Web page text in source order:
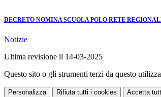
DECRETO NOMINA SCUOLA POLO RETE
Notizie
Ultima revisione il 14-03-2025
Questo sito o gli strumenti terzi da questo
Personalizza Rifiuta tutti i cookies Accetta